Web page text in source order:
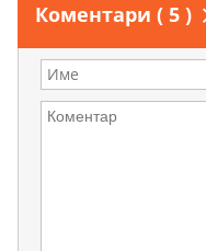
Коментари ( 5 )